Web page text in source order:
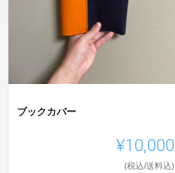
ブックカバー
¥10,000
(税込/送料込)